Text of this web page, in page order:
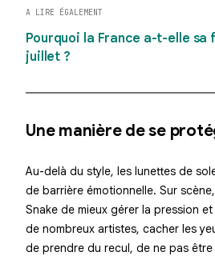
A LIRE ÉGALEMENT
Pourquoi la France a-t-elle sa
juillet ?
Une manière de se
Au-delà du style, les lunettes de
de barrière émotionnelle. Sur
Snake de mieux gérer la pression
de nombreux artistes, cacher les
de prendre du recul, de ne pas